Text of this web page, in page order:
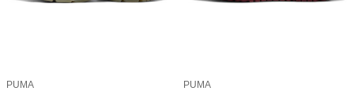
PUMA PUMA